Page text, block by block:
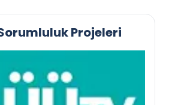
Projeleri